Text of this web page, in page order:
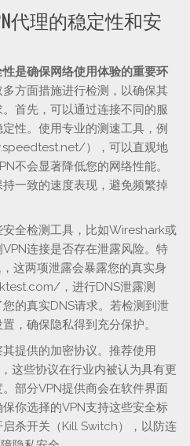
代理的稳定性和安
是确保网络使用体验的重要环
方面措施进行检测，以确保其
首先，可以通过连接不同的服
性。使用专业的测速工具，例
），可以直观地
不会显著降低您的网络性能。
一致的速度表现，避免频繁掉
全检测工具，比如Wireshark或
连接是否存在泄露风险。特
这两项泄露会暴露您的真实身
，进行DNS泄露测
的真实DNS请求。若检测到泄
，确保隐私得到充分保护。
提供的加密协议。推荐使用
这些协议在行业内被认为具有更
部分VPN提供商会在软件界面
你选择的VPN支持这些安全标
杀开关（Kill Switch），以防连